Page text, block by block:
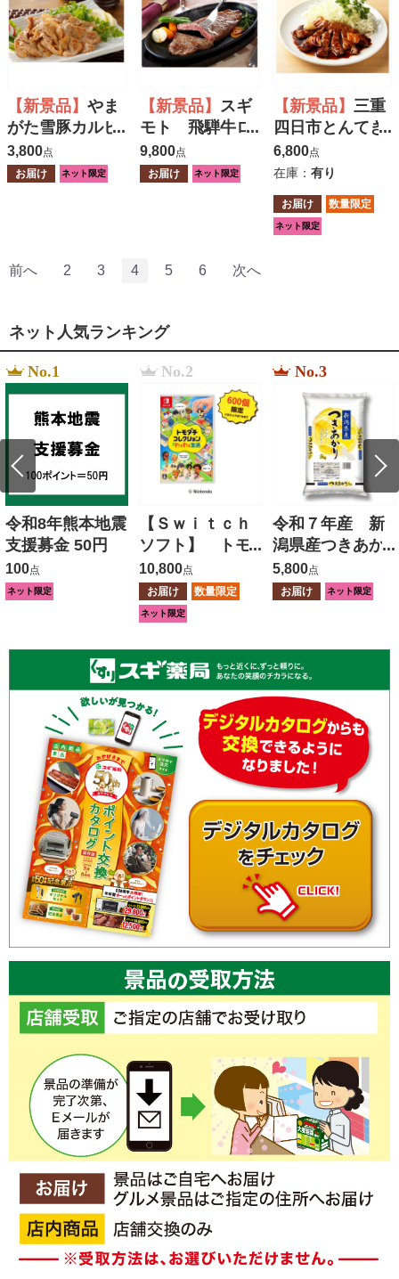
【新景品】 やま
がた雪豚カルビ
焼肉（旨辛
味） １００ｇ
3,800点
お届け
ネット限定
【新景品】 スギ
モト 飛騨牛ロ
ースステーキ
用 計３２０ｇ
9,800点
お届け
ネット限定
【新景品】 三重
四日市とんてき
セット
6,800点
在庫： 有り
お届け 数量限定
ネット限定
前へ 2 3 4 5 6 次へ
ネット人気ランキング
No.1
令和8年熊本地震
支援募金 50円
100点
ネット限定
No.2
【Ｓｗｉｔｃｈ
ソフト】 トモ
ダチコレクショ
ン わくわく生
活
10,800点
お届け
数量限定
ネット限定
No.3
令和７年産 新
潟県産つきあか
り ５ｋｇ
5,800点
お届け
ネット限定